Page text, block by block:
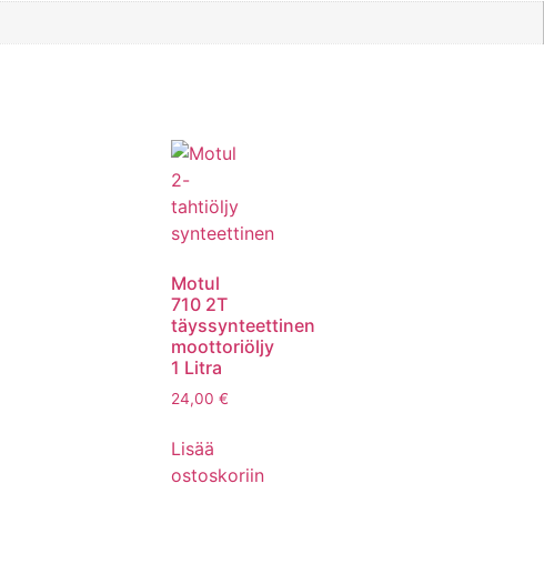
Motul
710 2T
täyssynteettinen
moottoriöljy
1 Litra
24,00 €
Lisää
ostoskoriin